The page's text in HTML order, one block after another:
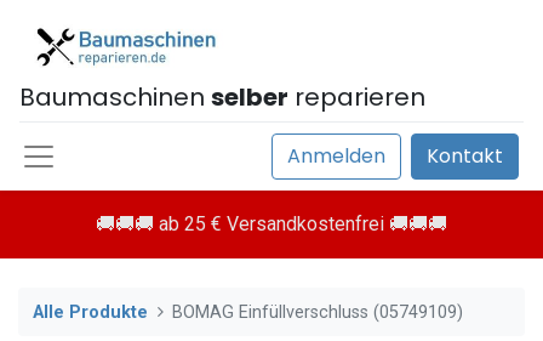
Baumaschinen selber reparieren
Anmelden Kontakt
🚚🚚🚚 ab 25 € Versandkostenfrei 🚚🚚🚚
Alle Produkte BOMAG Einfüllverschluss (05749109)